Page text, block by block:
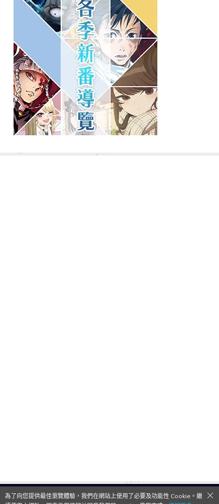
QooApp Limited © 2026
為了向您提供最佳瀏覽體驗，我們在網站上使用了必要及功能性 Cookie。繼